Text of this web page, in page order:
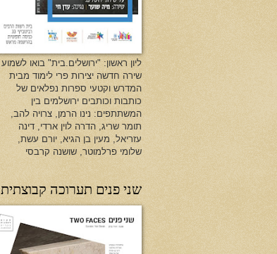
ליון ראשון: "ירושלים.בית" בואו לשמוע
שירה חדשה יצירות פרי לימוד מבית
המדרש וקטעי ספרות נפלאים של
כותבות וכותבים ירושלמים בין
המשתתפים: נינו הרמן, צרויה להב,
תומר שריג, הדרה לוין ארדי, דינה
עזריאל, מעין בן הגיא, יורם עשת,
שלומי פרלמוטר, שושנה קרבסי
שני פנים תערוכה קבוצתית